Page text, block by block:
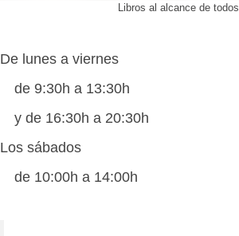
Libros al alcance de todos
De lunes a viernes
de 9:30h a 13:30h
y de 16:30h a 20:30h
Los sábados
de 10:00h a 14:00h